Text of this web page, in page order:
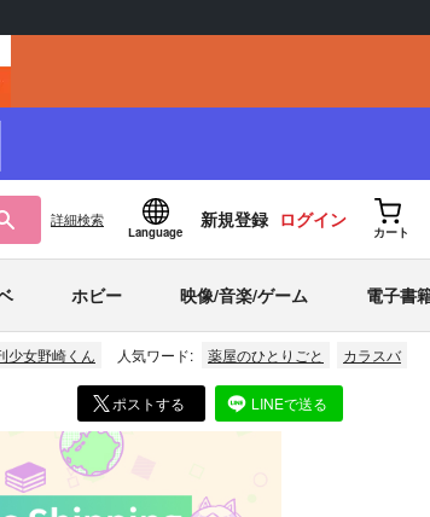
詳細検索
Language
新規登録 ログイン
カート
ホビー 映像/音楽/ゲーム 電子書
少女野崎くん 人気ワード: 薬屋のひとりごと カラスバ
ポストする LINEで送る